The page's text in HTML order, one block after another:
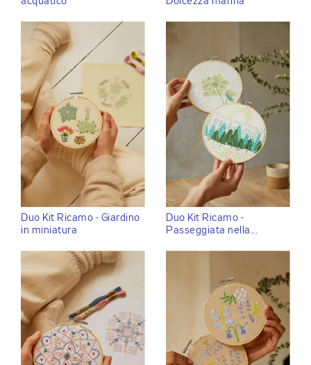
Duo Kit Ricamo - Giardino
in miniatura
Duo Kit Ricamo -
Passeggiata nella...